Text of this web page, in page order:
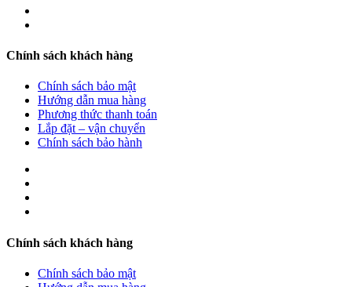
Chính sách khách hàng
Chính sách bảo mật
Hướng dẫn mua hàng
Phương thức thanh toán
Lắp đặt – vận chuyển
Chính sách bảo hành
Chính sách khách hàng
Chính sách bảo mật